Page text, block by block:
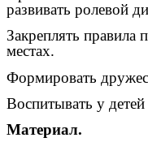
развивать ролевой
Закреплять правила
местах.
Формировать
Воспитывать у
Материал.